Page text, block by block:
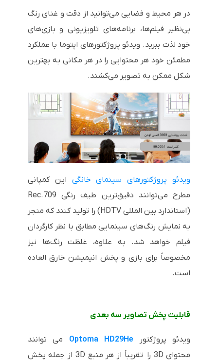
در هر محیط و فضایی می‌توانید از دقت و غنای رنگ
بی‌نظیر فیلم‌ها، برنامه‌های تلویزیونی و بازی‌های
خود لذت ببرید. ویدئو پروژکتورهای اپتوما با عملکرد
مطمئن خود هر محتوایی را در هر مکانی به بهترین
شکل ممکن به تصویر می‌کشند.
ویدئو پروژکتورهای سینمای خانگی این کمپانی
مطرح می‌توانند دقیق‌ترین طیف رنگی Rec.709
(استاندارد بین المللیHDTV) را تولید کنند که منجر
به نمایش رنگ‌های سینمایی مطابق با نظر کارگردان
فیلم خواهد شد. به علاوه، غلظت رنگ‌ها نیز
مخصوصاً برای بازی و پخش انیمیشن خارق العاده
است.
قابلیت پخش تصاویر سه بعدی
ویدئو پروژکتورOptoma HD29He می توانند
محتوای 3D را تقریباً از هر منبع 3D از جمله پخش